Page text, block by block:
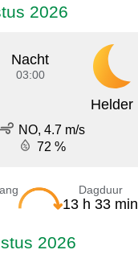
2026
Nacht
03:00
Helder
NO, 4.7 m/s
72 %
Dagduur
13 h 33 min
2026